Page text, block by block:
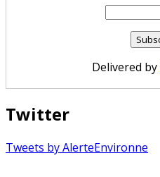
Delivered by
Twitter
Tweets by AlerteEnvironne